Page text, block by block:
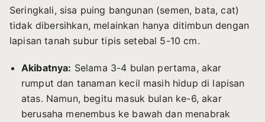
Seringkali, sisa puing bangunan (semen, bata, cat)
tidak dibersihkan, melainkan hanya ditimbun dengan
lapisan tanah subur tipis setebal 5-10 cm.
Akibatnya: Selama 3-4 bulan pertama, akar
rumput dan tanaman kecil masih hidup di lapisan
atas. Namun, begitu masuk bulan ke-6, akar
berusaha menembus ke bawah dan menabrak